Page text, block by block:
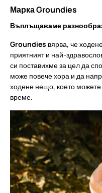
Марка Groundies
Въплъщаваме
Groundies вярва, че
приятният и най-
си поставихме за цел да
може повече хора и да
ходене нещо, което можете
време.